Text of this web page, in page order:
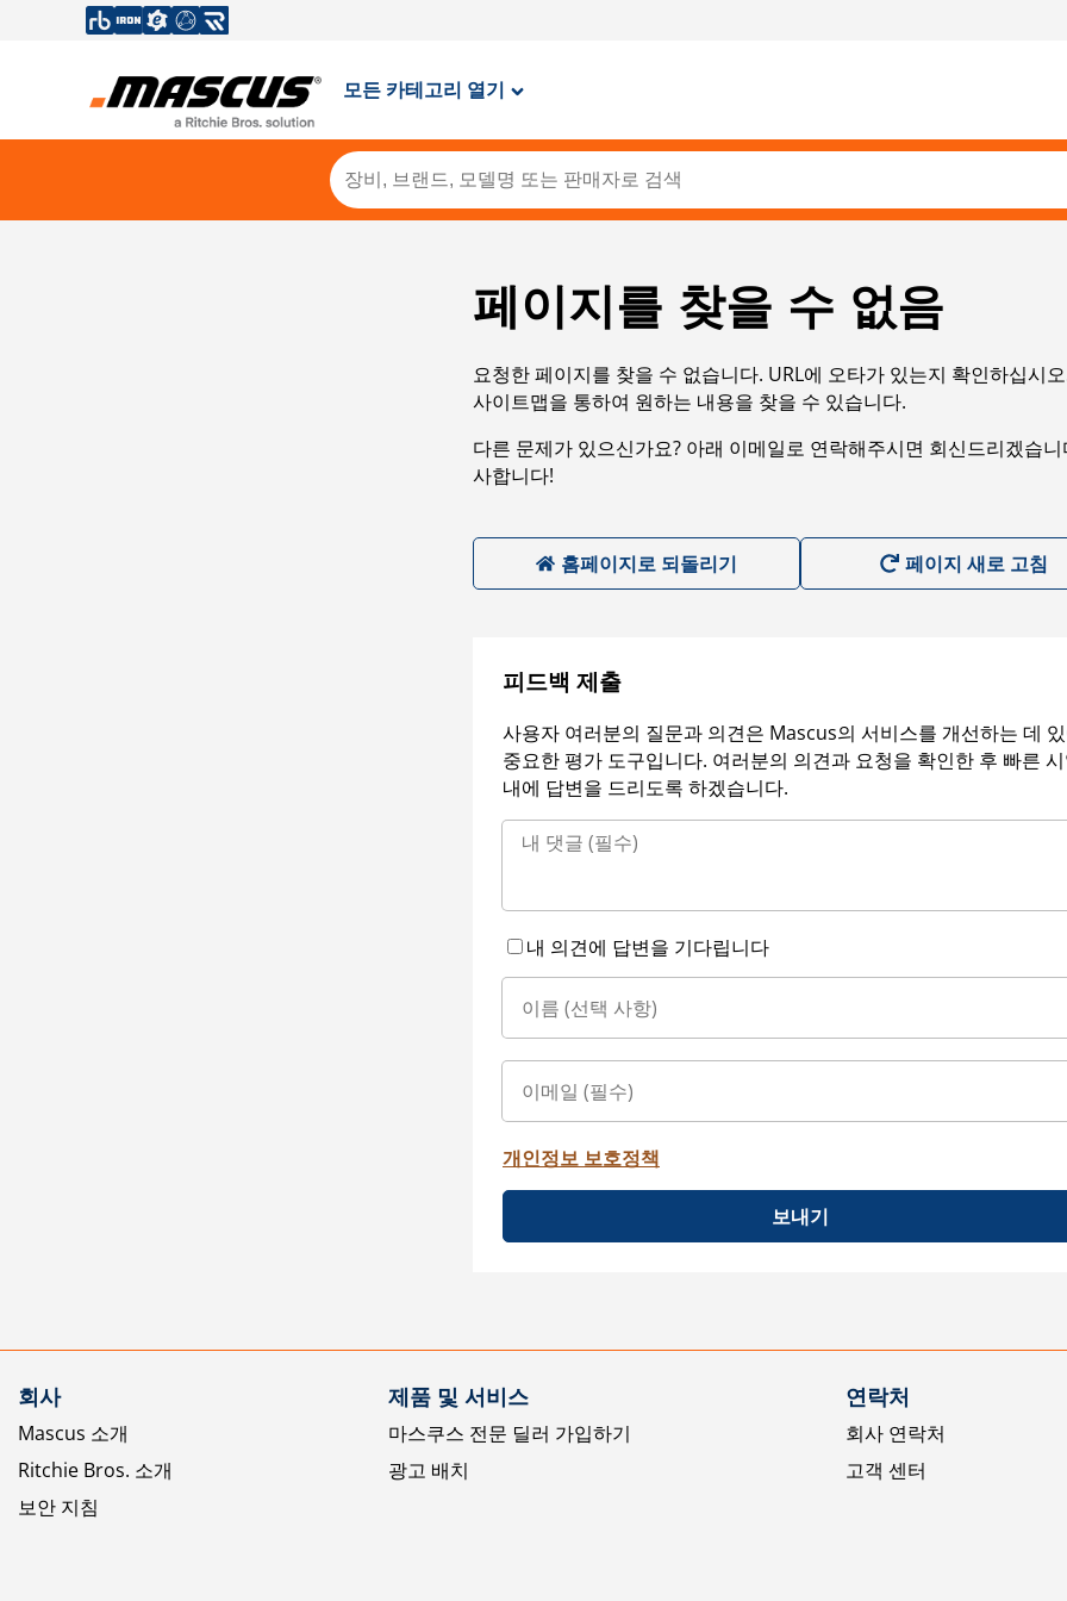
모든 카테고리 열기
페이지를 찾을 수 없음
요청한 페이지를 찾을 수 없습니다. URL에 오타가 있는지 확인하십시
사이트맵을 통하여 원하는 내용을 찾을 수 있습니다.
다른 문제가 있으신가요? 아래 이메일로 연락해주시면 회신드리겠습
사합니다!
홈페이지로 되돌리기 페이지 새로 고침
피드백 제출
사용자 여러분의 질문과 의견은 Mascus의 서비스를 개선하는 데
중요한 평가 도구입니다. 여러분의 의견과 요청을 확인한 후 빠른
내에 답변을 드리도록 하겠습니다.
내 의견에 답변을 기다립니다
개인정보 보호정책
보내기
회사
Mascus 소개
Ritchie Bros. 소개
보안 지침
제품 및 서비스
마스쿠스 전문 딜러 가입하기
광고 배치
연락처
회사 연락처
고객 센터